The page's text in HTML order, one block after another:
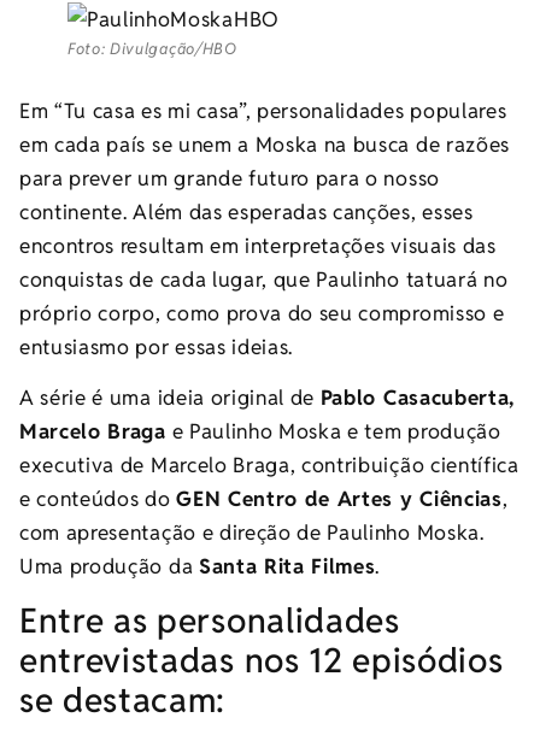
Foto: Divulgação/HBO
Em “Tu casa es mi casa”, personalidades populares
em cada país se unem a Moska na busca de razões
para prever um grande futuro para o nosso
continente. Além das esperadas canções, esses
encontros resultam em interpretações visuais das
conquistas de cada lugar, que Paulinho tatuará no
próprio corpo, como prova do seu compromisso e
entusiasmo por essas ideias.
A série é uma ideia original de Pablo Casacuberta,
Marcelo Braga e Paulinho Moska e tem produção
executiva de Marcelo Braga, contribuição científica
e conteúdos doGEN Centro de Artes y Ciências,
com apresentação e direção de Paulinho Moska.
Uma produção da Santa Rita Filmes.
Entre as personalidades
entrevistadas nos 12 episódios
se destacam: